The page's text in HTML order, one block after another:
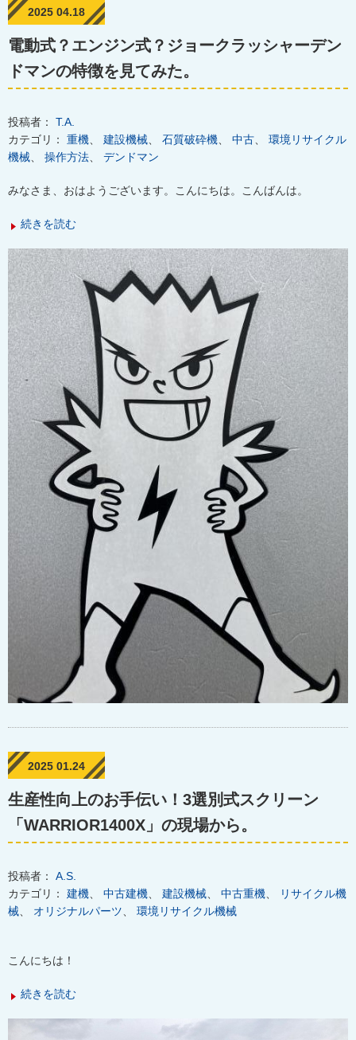
2025 04.18
電動式？エンジン式？ジョークラッシャーデン
ドマンの特徴を見てみた。
投稿者： T.A.
カテゴリ： 重機 建設機械 石質破砕機 中古
環境リサイクル
機械
操作方法 デンドマン
みなさま、おはようございます。こんにちは。こんばんは。
続きを読む
2025 01.24
生産性向上のお手伝い！3選別式スクリーン
「WARRIOR1400X」の現場から。
投稿者： A.S.
カテゴリ： 建機 中古建機 建設機械 中古重機
リサイクル機
械
オリジナルパーツ 環境リサイクル機械
こんにちは！
続きを読む